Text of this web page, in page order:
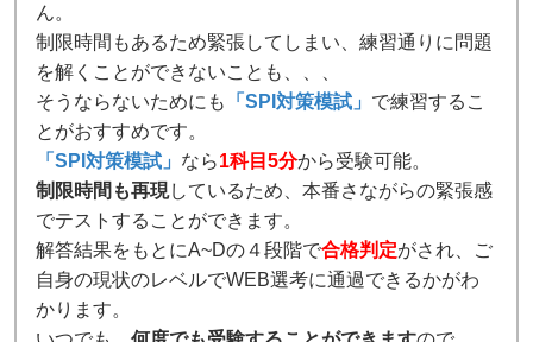
ん。
制限時間もあるため緊張してしまい、練習通りに問題
を解くことができないことも、、、
そうならないためにも
「SPI対策模試」 で練習するこ
とがおすすめです。
「SPI対策模試」 なら1科目5分から受験可能。
制限時間も再現しているため、本番さながらの緊張感
でテストすることができます。
解答結果をもとにA~Dの４段階で合格判定がされ、ご
自身の現状のレベルでWEB選考に通過できるかがわ
かります。